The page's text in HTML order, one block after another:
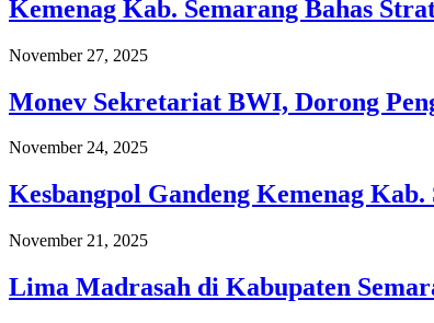
Kemenag Kab. Semarang Bahas
November 27, 2025
Monev Sekretariat BWI, Dorong
November 24, 2025
Kesbangpol Gandeng Kemenag
November 21, 2025
Lima Madrasah di Kabupaten